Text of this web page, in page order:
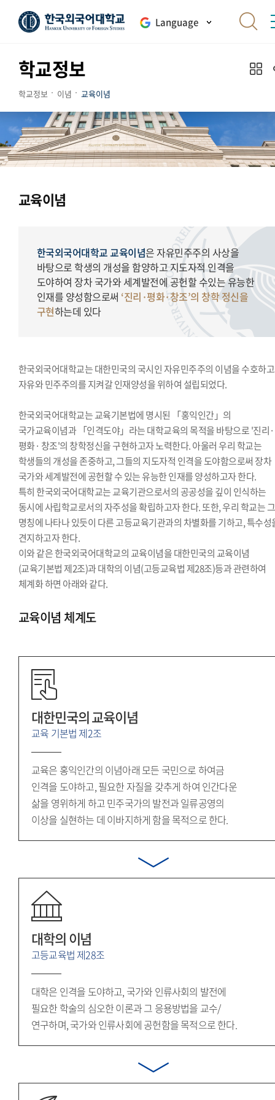
Language
학교정보
학교정보 이념 교육이념
교육이념
한국외국어대학교 교육이념은 자유민주주의 사상을
바탕으로 학생의 개성을 함양하고 지도자적 인격을
도야하여 장차 국가와 세계발전에 공헌할 수있는 유능한
인재를 양성함으로써 ‘진리·평화·창조’의 창학 정신을
구현하는데 있다
한국외국어대학교는 대한민국의 국시인 자유민주주의 이념을 수호하
자유와 민주주의를 지켜갈 인재양성을 위하여 설립되었다.
한국외국어대학교는 교육기본법에 명시된 「홍익인간」의
국가교육이념과 「인격도야」라는 대학교육의 목적을 바탕으로 '진리·
평화· 창조'의 창학정신을 구현하고자 노력한다. 아울러 우리 학교는
학생들의 개성을 존중하고, 그들의 지도자적 인격을 도야함으로써 장차
국가와 세계발전에 공헌할 수 있는 유능한 인재를 양성하고자 한다.
특히 한국외국어대학교는 교육기관으로서의 공공성을 깊이 인식하는
동시에 사립학교로서의 자주성을 확립하고자 한다. 또한, 우리 학교는 그
명칭에 나타나 있듯이 다른 고등교육기관과의 차별화를 기하고, 특수성
견지하고자 한다.
이와 같은 한국외국어대학교의 교육이념을 대한민국의 교육이념
(교육기본법 제2조)과 대학의 이념(고등교육법 제28조)등과 관련하여
체계화 하면 아래와 같다.
교육이념 체계도
대한민국의 교육이념
교육 기본법 제2조
교육은 홍익인간의 이념아래 모든 국민으로 하여금
인격을 도야하고, 필요한 자질을 갖추게 하여 인간다운
삶을 영위하게 하고 민주국가의 발전과 일류공영의
이상을 실현하는 데 이바지하게 함을 목적으로 한다.
대학의 이념
고등교육법 제28조
대학은 인격을 도야하고, 국가와 인류사회의 발전에
필요한 학술의 심오한 이론과 그 응용방법을 교수/
연구하며, 국가와 인류사회에 공헌함을 목적으로 한다.